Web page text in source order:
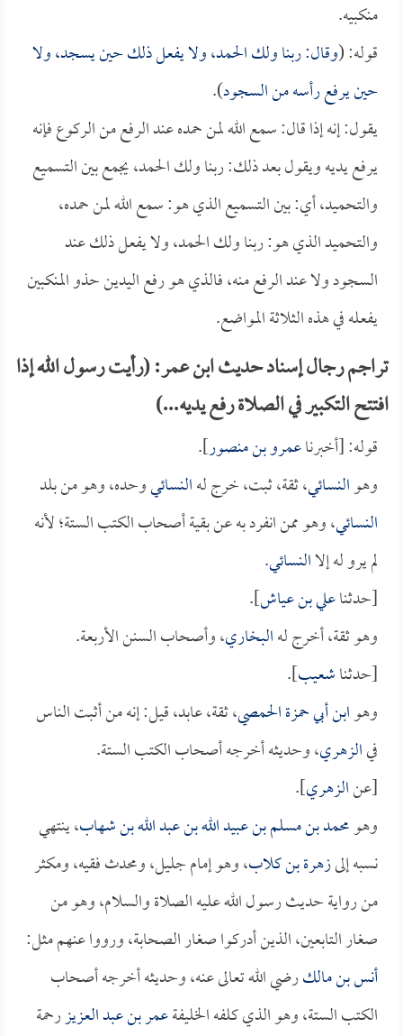
منكبيه.
قوله: (وقال: ربنا ولك الحمد، ولا يفعل ذلك حين يسجد، ولا
حين يرفع رأسه من السجود).
يقول: إنه إذا قال: سمع الله لمن حمده عند الرفع من الركوع فإنه
يرفع يديه ويقول بعد ذلك: ربنا ولك الحمد، يجمع بين التسميع
والتحميد، أي: بين التسميع الذي هو: سمع الله لمن حمده،
والتحميد الذي هو: ربنا ولك الحمد، ولا يفعل ذلك عند
السجود ولا عند الرفع منه، فالذي هو رفع اليدين حذو المنكبين
يفعله في هذه الثلاثة المواضع.
تراجم رجال إسناد حديث ابن عمر: (رأيت رسول الله إذا
افتتح التكبير في الصلاة رفع يديه...)
قوله: [أخبرناعمرو بن منصور].
وهوالنسائي، ثقة، ثبت، خرج لهالنسائيوحده، وهو من بلد
النسائي، وهو ممن انفرد به عن بقية أصحاب الكتب الستة؛ لأنه
لم يرو له إلاالنسائي.
[حدثناعلي بن عياش].
وهو ثقة، أخرج لهالبخاري، وأصحاب السنن الأربعة.
[حدثناشعيب].
وهوابن أبي حمزة الحمصي، ثقة، عابد، قيل: إنه من أثبت الناس
فيالزهري، وحديثه أخرجه أصحاب الكتب الستة.
[عنالزهري].
وهومحمد بن مسلم بن عبيد الله بن عبد الله بن شهاب، ينتهي
نسبه إلىزهرة بن كلاب، وهو إمام جليل، ومحدث فقيه، ومكثر
من رواية حديث رسول الله عليه الصلاة والسلام، وهو من
صغار التابعين، الذين أدركوا صغار الصحابة، ورووا عنهم مثل:
أنس بن مالكرضي الله تعالى عنه، وحديثه أخرجه أصحاب
الكتب الستة، وهو الذي كلفه الخليفةعمر بن عبد العزيزرحمة